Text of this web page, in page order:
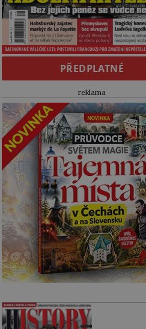
PŘEDPLATNÉ
reklama